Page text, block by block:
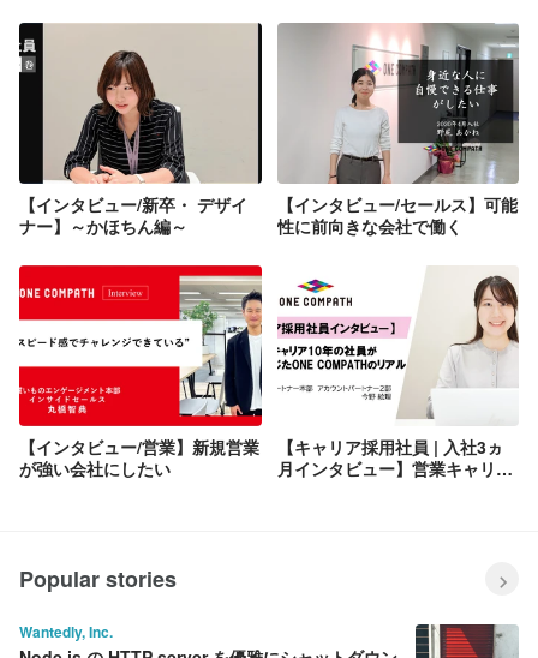
【インタビュー/新卒・ デザイ
ナー】～かほちん編～
【インタビュー/セールス】可能
性に前向きな会社で働く
【インタビュー/営業】新規営業
が強い会社にしたい
【キャリア採用社員 | 入社3ヵ
月インタビュー】営業キャリア
Popular stories
Wantedly, Inc.